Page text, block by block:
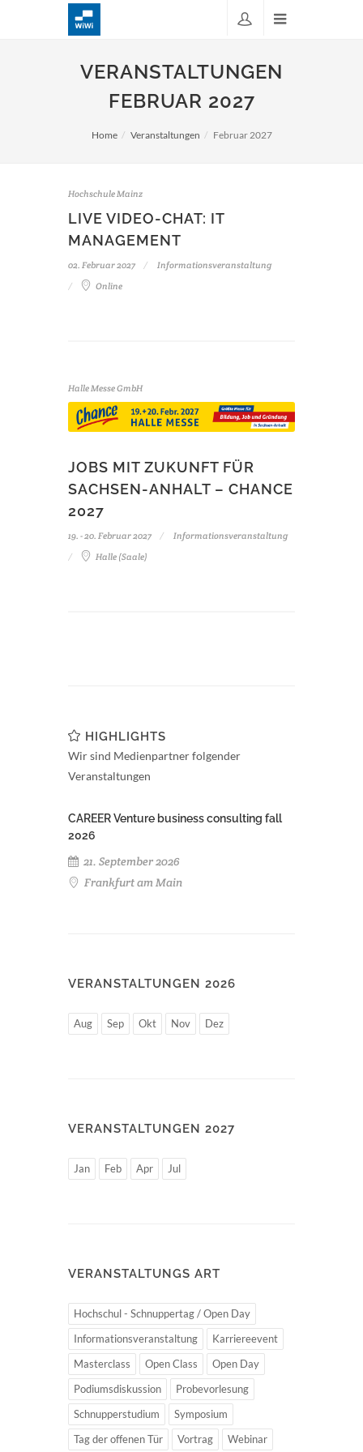
VERANSTALTUNGEN
FEBRUAR 2027
Home Veranstaltungen Februar 2027
Hochschule Mainz
LIVE VIDEO-CHAT: IT
MANAGEMENT
02. Februar 2027
Informationsveranstaltung
Online
Halle Messe GmbH
JOBS MIT ZUKUNFT FÜR
SACHSEN-ANHALT – CHANCE
2027
19. - 20. Februar 2027
Informationsveranstaltung
Halle (Saale)
HIGHLIGHTS
Wir sind Medienpartner folgender
Veranstaltungen
CAREER Venture business consulting fall
2026
21. September 2026
Frankfurt am Main
VERANSTALTUNGEN 2026
Aug Sep Okt Nov Dez
VERANSTALTUNGEN 2027
Jan Feb Apr Jul
VERANSTALTUNGS ART
Hochschul - Schnuppertag / Open Day
Informationsveranstaltung
Karriereevent
Masterclass
Open Class
Open Day
Podiumsdiskussion
Probevorlesung
Schnupperstudium
Symposium
Tag der offenen Tür
Vortrag Webinar